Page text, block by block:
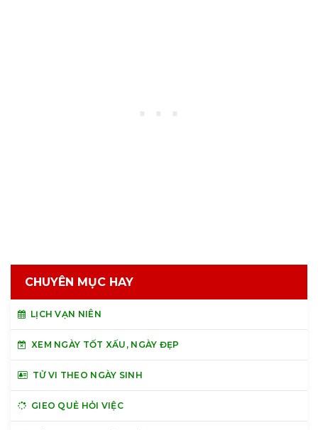
CHUYÊN MỤC HAY
LỊCH VẠN NIÊN
XEM NGÀY TỐT XẤU, NGÀY ĐẸP
TỬ VI THEO NGÀY SINH
GIEO QUẺ HỎI VIỆC